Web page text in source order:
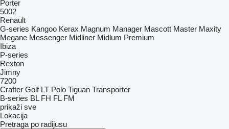
Porter
5002
Renault
G-series Kangoo Kerax Magnum Manager Mascott Master Maxity
Megane Messenger Midliner Midlum Premium
Ibiza
P-series
Rexton
Jimny
7200
Crafter Golf LT Polo Tiguan Transporter
B-series BL FH FL FM
prikaži sve
Lokacija
Pretraga po radijusu